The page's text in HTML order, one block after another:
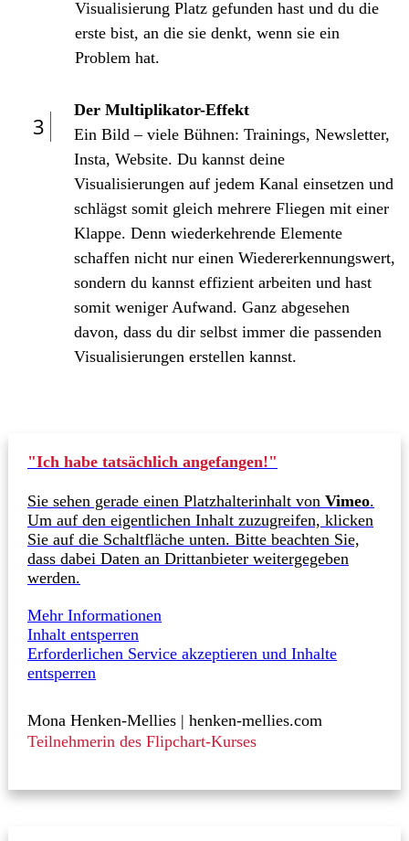
Visualisierung Platz gefunden hast und du die
erste bist, an die sie denkt, wenn sie ein
Problem hat.
3
Der Multiplikator-Effekt
Ein Bild – viele Bühnen: Trainings, Newsletter,
Insta, Website. Du kannst deine
Visualisierungen auf jedem Kanal einsetzen und
schlägst somit gleich mehrere Fliegen mit einer
Klappe. Denn wiederkehrende Elemente
schaffen nicht nur einen Wiedererkennungswert,
sondern du kannst effizient arbeiten und hast
somit weniger Aufwand. Ganz abgesehen
davon, dass du dir selbst immer die passenden
Visualisierungen erstellen kannst.
"Ich habe tatsächlich angefangen!"
Sie sehen gerade einen Platzhalterinhalt von Vimeo.
Um auf den eigentlichen Inhalt zuzugreifen, klicken
Sie auf die Schaltfläche unten. Bitte beachten Sie,
dass dabei Daten an Drittanbieter weitergegeben
werden.
Mehr Informationen
Inhalt entsperren
Erforderlichen Service akzeptieren und Inhalte
entsperren
Mona Henken-Mellies | henken-mellies.com
Teilnehmerin des Flipchart-Kurses